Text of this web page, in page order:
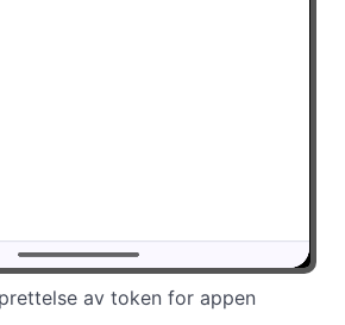
av token for appen